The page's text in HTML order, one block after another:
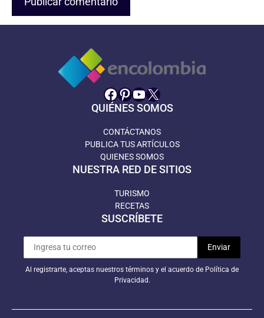
Facebook
Pinterest
YouTube
X
QUIÉNES SOMOS
CONTÁCTANOS
PUBLICA TUS ARTÍCULOS
QUIENES SOMOS
NUESTRA RED DE SITIOS
TURISMO
RECETAS
SUSCRÍBETE
Al registrarte, aceptas nuestros términos y el acuerdo de Política de
Privacidad.